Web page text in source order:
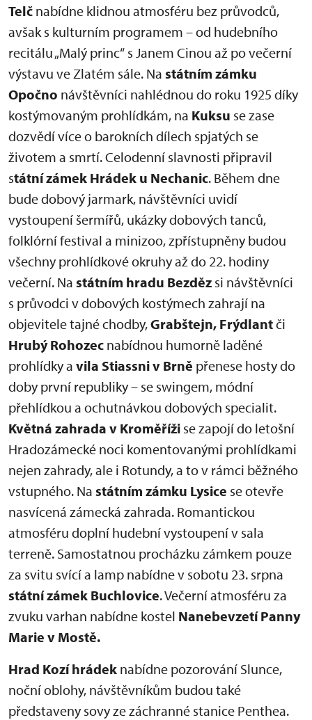
Telč nabídne klidnou atmosféru bez průvodců,
avšak s kulturním programem – od hudebního
recitálu „Malý princ“ s Janem Cinou až po večerní
výstavu ve Zlatém sále. Na státním zámku
Opočno návštěvníci nahlédnou do roku 1925 díky
kostýmovaným prohlídkám, na Kuksu se zase
dozvědí více o barokních dílech spjatých se
životem a smrtí. Celodenní slavnosti připravil
státní zámek Hrádek u Nechanic. Během dne
bude dobový jarmark, návštěvníci uvidí
vystoupení šermířů, ukázky dobových tanců,
folklórní festival a minizoo, zpřístupněny budou
všechny prohlídkové okruhy až do 22. hodiny
večerní. Na státním hradu Bezděz si návštěvníci
s průvodci v dobových kostýmech zahrají na
objevitele tajné chodby,Grabštejn, Frýdlantči
Hrubý Rohozec nabídnou humorně laděné
prohlídky a vila Stiassni v Brně přenese hosty do
doby první republiky – se swingem, módní
přehlídkou a ochutnávkou dobových specialit.
Květná zahrada v Kroměříži se zapojí do letošní
Hradozámecké noci komentovanými prohlídkami
nejen zahrady, ale i Rotundy, a to v rámci běžného
vstupného. Na státním zámku Lysice se otevře
nasvícená zámecká zahrada. Romantickou
atmosféru doplní hudební vystoupení v sala
terreně. Samostatnou procházku zámkem pouze
za svitu svící a lamp nabídne v sobotu 23. srpna
státní zámek Buchlovice. Večerní atmosféru za
zvuku varhan nabídne kostel Nanebevzetí Panny
Marie v Mostě.
Hrad Kozí hrádek nabídne pozorování Slunce,
noční oblohy, návštěvníkům budou také
představeny sovy ze záchranné stanice Penthea.